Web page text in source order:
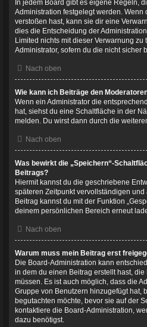
In jedem Board gibt es eigene Regeln,
Administration festgelegt werden.
verstoßen hast, kann sie dir eine
dies die Entscheidung der
Limited nichts mit dieser Verwarnung zu
Administrator, sofern du die nicht sicher
Nach oben
Wie kann ich Beiträge den
Wenn ein Administrator die
hat, siehst du eine Schaltfläche in der
melden. Du wirst dann durch die
Nach oben
Was bewirkt die „Speichern“-
Beitrags?
Hiermit kannst du die geschriebene
späteren Zeitpunkt vervollständigen
Beitrag kannst du mit der Funktion
deinem persönlichen Bereich erneut
Nach oben
Warum muss mein Beitrag erst
Die Board-Administration kann
in dem du einen Beitrag erstellt hast,
müssen. Es ist auch möglich, dass die
Gruppe von Benutzern hinzugefügt hat,
begutachten möchte, bevor sie auf der
kontaktiere die Board-Administration,
dazu benötigst.